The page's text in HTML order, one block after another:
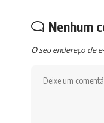
Nenhum
O seu endereço de